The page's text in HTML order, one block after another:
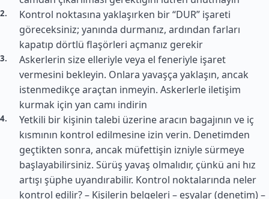
Kontrol noktasına yaklaşırken bir “DUR” işareti
göreceksiniz; yanında durmanız, ardından farları
kapatıp dörtlü flaşörleri açmanız gerekir
Askerlerin size elleriyle veya el feneriyle işaret
vermesini bekleyin. Onlara yavaşça yaklaşın, ancak
istenmedikçe araçtan inmeyin. Askerlerle iletişim
kurmak için yan camı indirin
Yetkili bir kişinin talebi üzerine aracın bagajının ve iç
kısmının kontrol edilmesine izin verin. Denetimden
geçtikten sonra, ancak müfettişin izniyle sürmeye
başlayabilirsiniz. Sürüş yavaş olmalıdır, çünkü ani hız
artışı şüphe uyandırabilir. Kontrol noktalarında neler
kontrol edilir? – Kişilerin belgeleri – eşyalar (denetim) –